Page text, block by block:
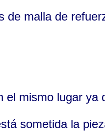
de malla de
mismo lugar ya
sometida la